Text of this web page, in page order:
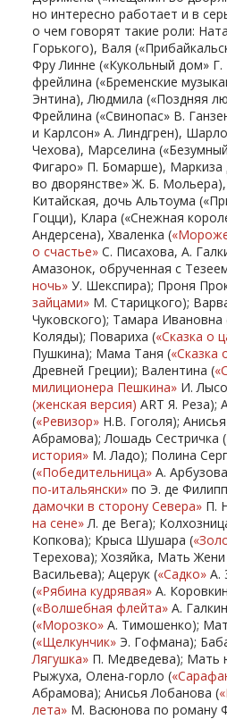
но интересно работает и в
о чем говорят такие роли:
Горького), Валя
Фру Линне («Кукольный дом»
фрейлина («Бременские
Энтина), Людмила («Поздняя
Фрейлина («Свинопас» В.
и Карлсон» А. Линдгрен),
Чехова), Марселина
Фигаро» П. Бомарше),
во дворянстве» Ж. Б.
Китайская, дочь Альтоума
Гоцци), Клара («Снежная
Андерсена), Хваленка (
о счастье» С. Писахова, А.
Амазонок, обрученная с
ночь» У. Шекспира); Проня
зайцами» М. Старицкого);
Чуковского); Тамара Ивановна
Коляды); Повариха («Сказка о
Пушкина); Мама Таня («Сказка
Древней Греции); Валентина («С
милиционера Пешкина» И.
(женская версия) ART Я. Реза);
(«Ревизор» Н.В. Гоголя);
Абрамова); Лошадь Сестричка (
история» М. Ладо); Полина
(«Победительница» А.
по-итальянски» по Э. де
дамочки в сторону Севера» П.
на сене»Л. де Вега);
Копкова); Крыса Шушара (
Терехова); Хозяйка, Мать
Васильева); Ацерук («Садко» А.
(«Рябина кудрявая» А.
(«Волшебная флейта» А.
(«Морозко» А. Тимошенко);
(«Щелкунчик» Э. Гофмана);
Лягушка» П. Медведева); Мать
Рыжуха, Олена-горло (
Абрамова); Анисья Лобанова (
лета» М. Васюнова по роману